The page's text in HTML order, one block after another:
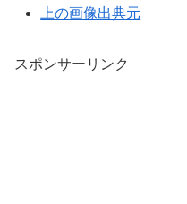
上の画像出典元
スポンサーリンク